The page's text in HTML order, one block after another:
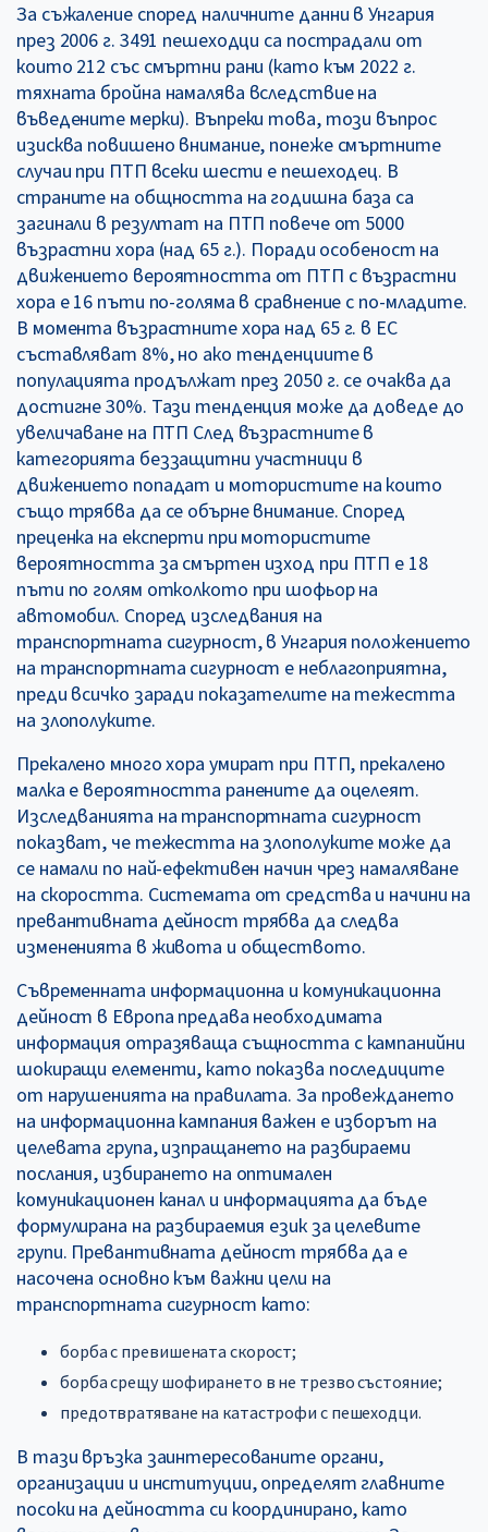
За съжаление според наличните данни в Унгария
през 2006 г. 3491 пешеходци са пострадали от
които 212 със смъртни рани (като към 2022 г.
тяхната бройна намалява вследствие на
въведените мерки). Въпреки това, този въпрос
изисква повишено внимание, понеже смъртните
случаи при ПТП всеки шести е пешеходец. В
страните на общността на годишна база са
загинали в резултат на ПТП повече от 5000
възрастни хора (над 65 г.). Поради особеност на
движението вероятността от ПТП с възрастни
хора е 16 пъти по-голяма в сравнение с по-младите.
В момента възрастните хора над 65 г. в ЕС
съставляват 8%, но ако тенденциите в
популацията продължат през 2050 г. се очаква да
достигне 30%. Тази тенденция може да доведе до
увеличаване на ПТП След възрастните в
категорията беззащитни участници в
движението попадат и мотористите на които
също трябва да се обърне внимание. Според
преценка на експерти при мотористите
вероятността за смъртен изход при ПТП е 18
пъти по голям отколкото при шофьор на
автомобил. Според изследвания на
транспортната сигурност, в Унгария положението
на транспортната сигурност е неблагоприятна,
преди всичко заради показателите на тежестта
на злополуките.
Прекалено много хора умират при ПТП, прекалено
малка е вероятността ранените да оцелеят.
Изследванията на транспортната сигурност
показват, че тежестта на злополуките може да
се намали по най-ефективен начин чрез намаляване
на скоростта. Системата от средства и начини на
превантивната дейност трябва да следва
измененията в живота и обществото.
Съвременната информационна и комуникационна
дейност в Европа предава необходимата
информация отразяваща същността с кампанийни
шокиращи елементи, като показва последиците
от нарушенията на правилата. За провеждането
на информационна кампания важен е изборът на
целевата група, изпращането на разбираеми
послания, избирането на оптимален
комуникационен канал и информацията да бъде
формулирана на разбираемия език за целевите
групи. Превантивната дейност трябва да е
насочена основно към важни цели на
транспортната сигурност като:
борба с превишената скорост;
борба срещу шофирането в не трезво състояние;
предотвратяване на катастрофи с пешеходци.
В тази връзка заинтересованите органи,
организации и институции, определят главните
посоки на дейността си координирано, като